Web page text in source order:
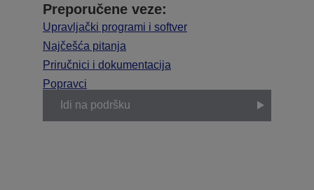
Preporučene veze:
Upravljački programi i softver
Najčešća pitanja
Priručnici i dokumentacija
Popravci
Idi na podršku